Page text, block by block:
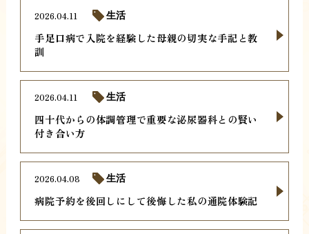
手足口病で入院を経験した母親の切実な手記と教
訓
2026.04.11 生活
四十代からの体調管理で重要な泌尿器科との賢い
付き合い方
2026.04.11 生活
病院予約を後回しにして後悔した私の通院体験記
2026.04.08 生活